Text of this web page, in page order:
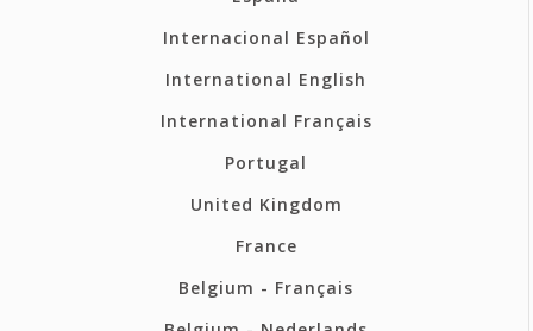
Internacional Español
International English
International Français
Portugal
United Kingdom
France
Belgium - Français